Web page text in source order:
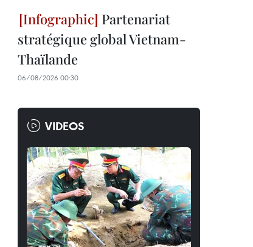
Partenariat
stratégique global Vietnam-
Thaïlande
06/08/2026 00:30
VIDEOS